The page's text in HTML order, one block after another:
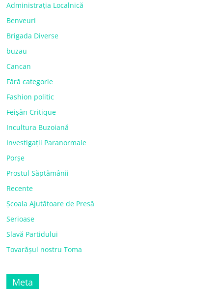
Administrația Localnică
Benveuri
Brigada Diverse
buzau
Cancan
Fără categorie
Fashion politic
Feișăn Critique
Incultura Buzoiană
Investigații Paranormale
Porșe
Prostul Săptămânii
Recente
Școala Ajutătoare de Presă
Serioase
Slavă Partidului
Tovarășul nostru Toma
Meta